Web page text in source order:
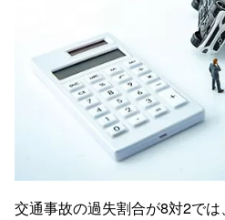
交通事故の過失割合が8対2で